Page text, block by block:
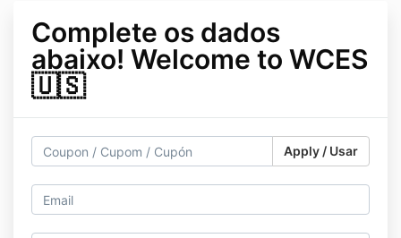
Complete os dados
abaixo! Welcome to WCES
🇺🇸
Apply / Usar